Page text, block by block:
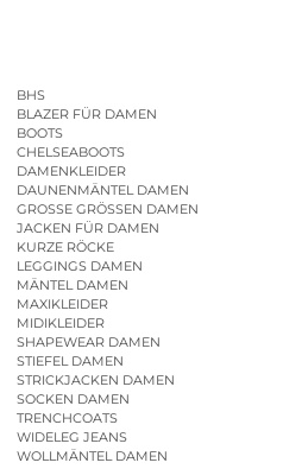
BHS
BLAZER FÜR DAMEN
BOOTS
CHELSEABOOTS
DAMENKLEIDER
DAUNENMÄNTEL DAMEN
GROSSE GRÖSSEN DAMEN
JACKEN FÜR DAMEN
KURZE RÖCKE
LEGGINGS DAMEN
MÄNTEL DAMEN
MAXIKLEIDER
MIDIKLEIDER
SHAPEWEAR DAMEN
STIEFEL DAMEN
STRICKJACKEN DAMEN
SOCKEN DAMEN
TRENCHCOATS
WIDELEG JEANS
WOLLMÄNTEL DAMEN